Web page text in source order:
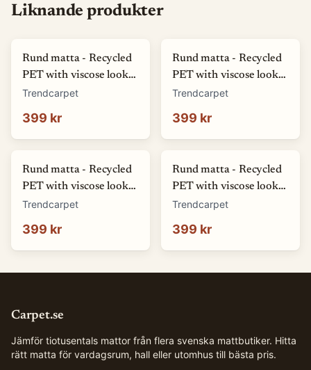
Liknande produkter
Rund matta - Recycled
PET with viscose look
(offwhite) (Storlek: Ø
Trendcarpet
399 kr
Rund matta - Recycled
PET with viscose look
(blå) (Storlek: Ø 80 cm)
Trendcarpet
399 kr
Rund matta - Recycled
PET with viscose look
(svart) (Storlek: Ø 80
Trendcarpet
399 kr
Rund matta - Recycled
PET with viscose look
(rosa) (Storlek: Ø 80
Trendcarpet
399 kr
Carpet.se
Jämför tiotusentals mattor från flera svenska mattbutiker. Hitta
rätt matta för vardagsrum, hall eller utomhus till bästa pris.